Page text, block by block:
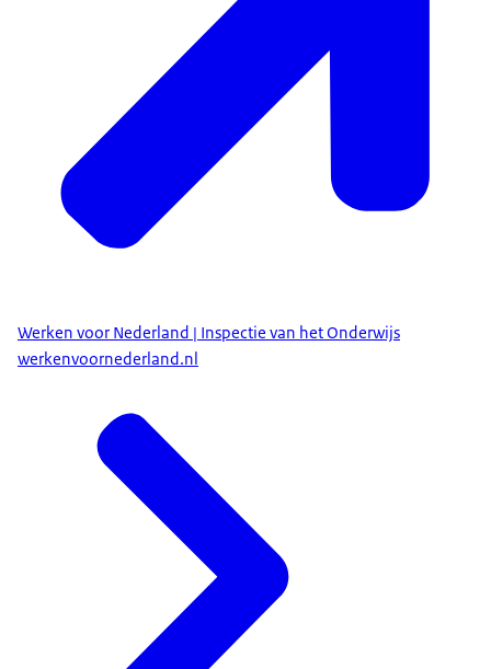
Werken voor Nederland | Inspectie van het Onderwijs
werkenvoornederland.nl